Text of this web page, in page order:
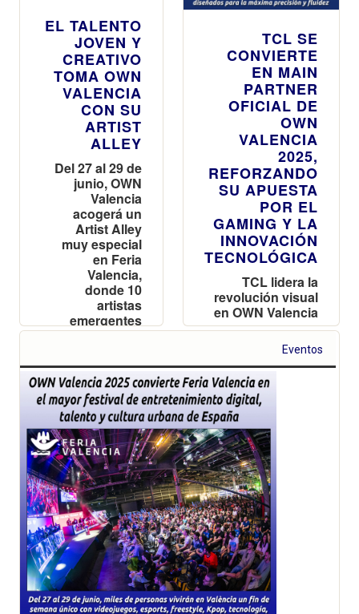
EL TALENTO
JOVEN Y
CREATIVO
TOMA OWN
VALENCIA
CON SU
ARTIST
ALLEY
Del 27 al 29 de
junio, OWN
Valencia
acogerá un
Artist Alley
muy especial
en Feria
Valencia,
donde 10
artistas
emergentes
presentarán
ilustración,
cómic y arte
digital
TCL SE
CONVIERTE
EN MAIN
PARTNER
OFICIAL DE
OWN
VALENCIA
2025,
REFORZANDO
SU APUESTA
POR EL
GAMING Y LA
INNOVACIÓN
TECNOLÓGICA
TCL lidera la
revolución visual
en OWN Valencia
con su nueva
gama de
monitores
gaming
diseñados para
la máxima
Eventos